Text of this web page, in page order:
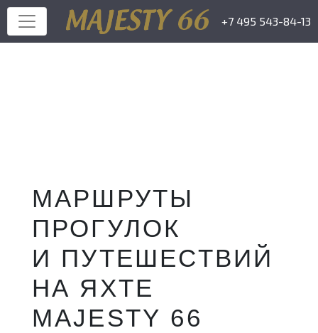
+7 495 543-84-13
МАРШРУТЫ
ПРОГУЛОК
И ПУТЕШЕСТВИЙ
НА ЯХТЕ
MAJESTY 66